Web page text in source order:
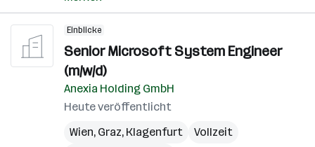
Einblicke
Senior Microsoft System Engineer
(m/w/d)
Anexia Holding GmbH
Heute veröffentlicht
Wien, Graz, Klagenfurt
Vollzeit